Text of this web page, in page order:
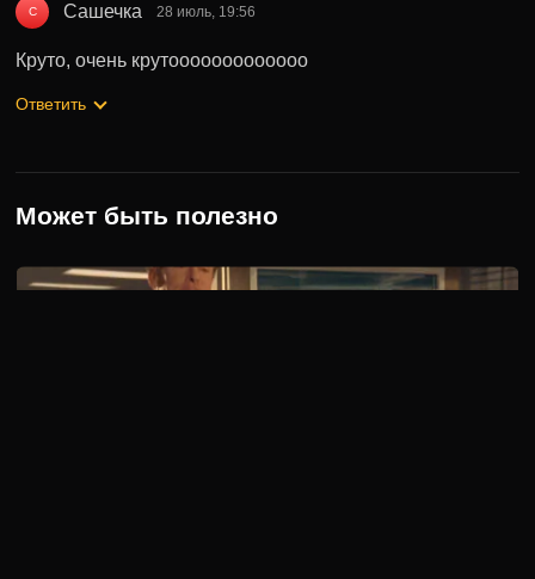
С Сашечка 28 июль, 19:56
Круто, очень крутооооооооооооо
Ответить
Может быть полезно